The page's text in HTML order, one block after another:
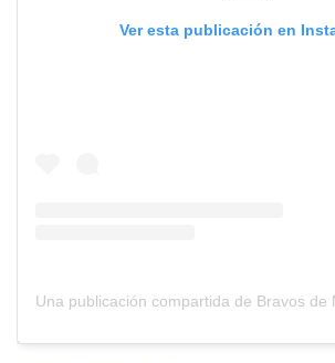
Ver esta publicación en
Una publicación compartida de Bravos